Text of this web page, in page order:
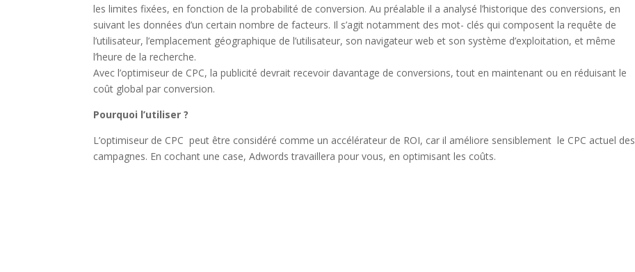
les limites fixées, en fonction de la probabilité de conversion. Au préalable il a analysé l’historique des conversions, en
suivant les données d’un certain nombre de facteurs. Il s’agit notamment des mot- clés qui composent la requête de
l’utilisateur, l’emplacement géographique de l’utilisateur, son navigateur web et son système d’exploitation, et même
l’heure de la recherche.
Avec l’optimiseur de CPC, la publicité devrait recevoir davantage de conversions, tout en maintenant ou en réduisant le
coût global par conversion.
Pourquoi l’utiliser ?
L’optimiseur de CPC peut être considéré comme un accélérateur de ROI, car il améliore sensiblement le CPC actuel des
campagnes. En cochant une case, Adwords travaillera pour vous, en optimisant les coûts.